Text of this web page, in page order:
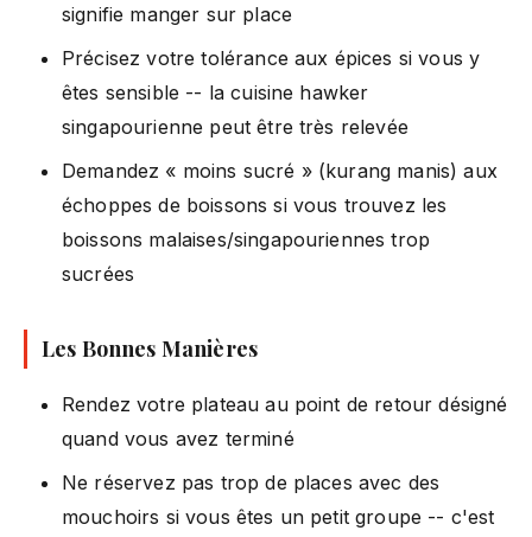
signifie manger sur place
Précisez votre tolérance aux épices si vous y
êtes sensible -- la cuisine hawker
singapourienne peut être très relevée
Demandez « moins sucré » (kurang manis) aux
échoppes de boissons si vous trouvez les
boissons malaises/singapouriennes trop
sucrées
Les Bonnes Manières
Rendez votre plateau au point de retour désigné
quand vous avez terminé
Ne réservez pas trop de places avec des
mouchoirs si vous êtes un petit groupe -- c'est